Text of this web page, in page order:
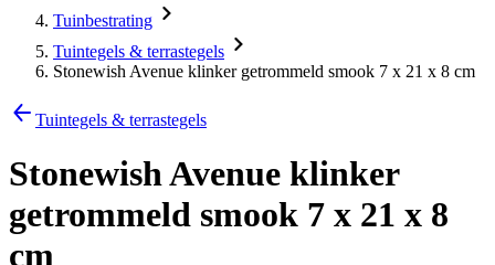
Tuinbestrating
Tuintegels & terrastegels
Stonewish Avenue klinker getrommeld smook 7 x 21 x 8 cm
Tuintegels & terrastegels
Stonewish Avenue klinker
getrommeld smook 7 x 21 x 8
cm